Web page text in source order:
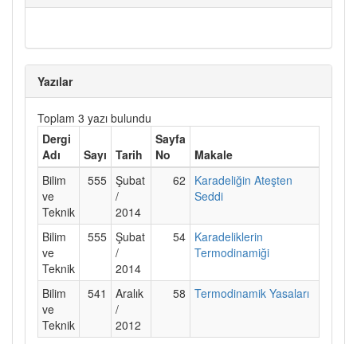
Yazılar
Toplam 3 yazı bulundu
Dergi
Adı
Sayı Tarih
Sayfa
No
Makale
Bilim
ve
Teknik
555 Şubat
/
2014
62
Karadeliğin Ateşten
Seddi
Bilim
ve
Teknik
555 Şubat
/
2014
54 Karadeliklerin
Termodinamiği
Bilim
ve
Teknik
541
Aralık
/
2012
58 Termodinamik Yasaları